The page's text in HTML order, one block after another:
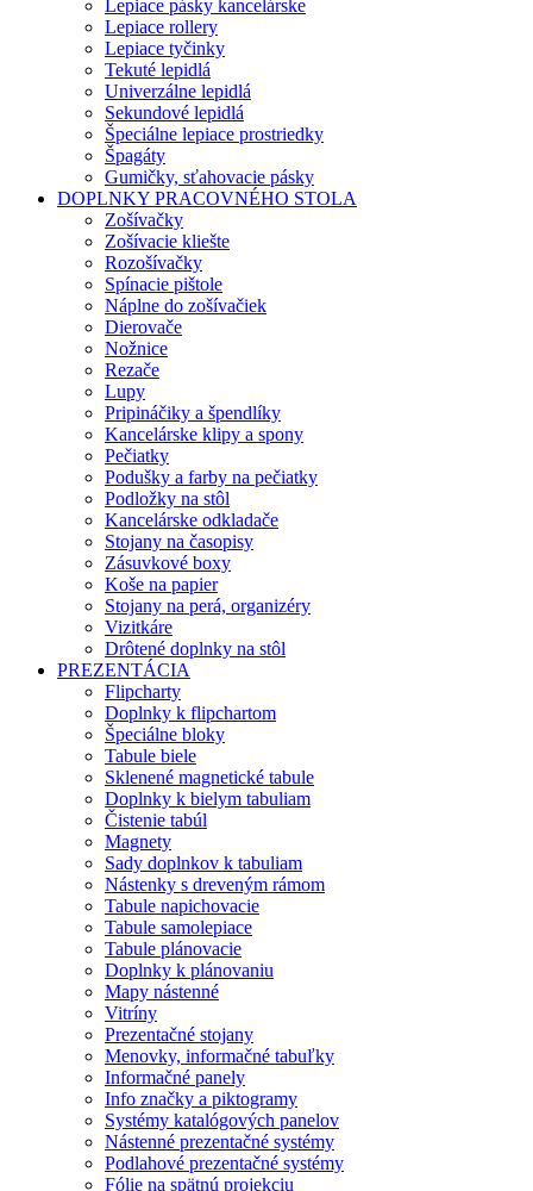
Lepiace pásky kancelárske
Lepiace rollery
Lepiace tyčinky
Tekuté lepidlá
Univerzálne lepidlá
Sekundové lepidlá
Špeciálne lepiace prostriedky
Špagáty
Gumičky, sťahovacie pásky
DOPLNKY PRACOVNÉHO STOLA
Zošívačky
Zošívacie kliešte
Rozošívačky
Spínacie pištole
Náplne do zošívačiek
Dierovače
Nožnice
Rezače
Lupy
Pripináčiky a špendlíky
Kancelárske klipy a spony
Pečiatky
Podušky a farby na pečiatky
Podložky na stôl
Kancelárske odkladače
Stojany na časopisy
Zásuvkové boxy
Koše na papier
Stojany na perá, organizéry
Vizitkáre
Drôtené doplnky na stôl
PREZENTÁCIA
Flipcharty
Doplnky k flipchartom
Špeciálne bloky
Tabule biele
Sklenené magnetické tabule
Doplnky k bielym tabuliam
Čistenie tabúl
Magnety
Sady doplnkov k tabuliam
Nástenky s dreveným rámom
Tabule napichovacie
Tabule samolepiace
Tabule plánovacie
Doplnky k plánovaniu
Mapy nástenné
Vitríny
Prezentačné stojany
Menovky, informačné tabuľky
Informačné panely
Info značky a piktogramy
Systémy katalógových panelov
Nástenné prezentačné systémy
Podlahové prezentačné systémy
Fólie na spätnú projekciu